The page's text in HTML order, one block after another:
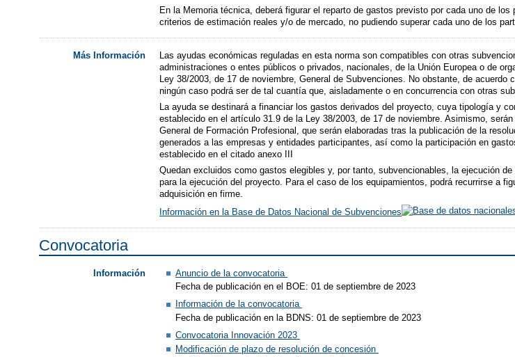
En la Memoria técnica, deberá figurar el reparto de gastos previsto por cada uno de
criterios de estimación reales y/o de mercado, no pudiendo superar cada uno de los
Más Información
Las ayudas económicas reguladas en esta norma son compatibles con otras
administraciones o entes públicos o privados, nacionales, de la Unión Europea o de
Ley 38/2003, de 17 de noviembre, General de Subvenciones. No obstante, de
ningún caso podrá ser de tal cuantía que, aisladamente o en concurrencia con otras
La ayuda se destinará a financiar los gastos derivados del proyecto, cuya tipología y
establecido en el artículo 31.9 de la Ley 38/2003, de 17 de noviembre. Asimismo,
General de Formación Profesional, que serán elaboradas tras la publicación de la
generados a las empresas y entidades participantes, así como la participación en
establecido en el citado anexo III
Quedan excluidos como gastos elegibles y, por tanto, subvencionables, la ejecución
para la ejecución del proyecto. Para el caso de los equipamientos, podrá recurrirse a
adquisición en firme.
Información en la Base de Datos Nacional de Subvenciones
Convocatoria
Información
Anuncio de la convocatoria
Fecha de publicación en el BOE: 01 de septiembre de 2023
Información de la convocatoria
Fecha de publicación en la BDNS: 01 de septiembre de 2023
Convocatoria Innovación 2023
Modificación de plazo de resolución de concesión